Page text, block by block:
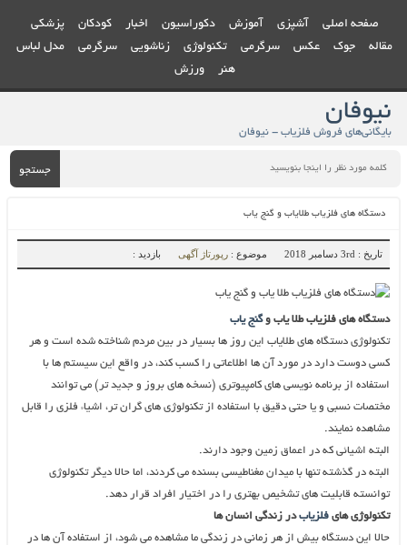
صفحه اصلی آشپزی آموزش دکوراسیون اخبار کودکان
پزشکی
مقاله
جوک عکس سرگرمی تکنولوژی زناشویی سرگرمی
مدل لباس
هنر
ورزش
نیوفان
بایگانی‌های فروش فلزیاب - نیوفان
جستجو
دستگاه‌ های فلزیاب طلایاب و گنج‌ یاب
تاریخ : 3rd دسامبر 2018 موضوع : رپورتاژ آگهی بازدید :
دستگاه‌ های فلزیاب طلا یاب وگنج‌ یاب
تکنولوژی دستگاه های طلایاب این روز ها بسیار در بین مردم شناخته شده است و هر
کسی دوست دارد در مورد آن ها اطلاعاتی را کسب کند، در واقع این سیستم ها با
استفاده از برنامه نویسی های کامپیوتری (نسخه های بروز و جدید تر) می توانند
مختصات نسبی و یا حتی دقیق با استفاده از تکنولوژی های گران تر، اشیاء فلزی را قابل
مشاهده نمایند.
البته اشیائی که در اعماق زمین وجود دارند.
البته در گذشته تنها با میدان مغناطیسی بسنده می کردند، اما حالا دیگر تکنولوژی
توانسته قابلیت های تشخیص بهتری را در اختیار افراد قرار دهد.
تکنولوژی های فلزیابدر زندگی انسان ها
حالا این دستگاه بیش از هر زمانی در زندگی ما مشاهده می شود، از استفاده آن ها در